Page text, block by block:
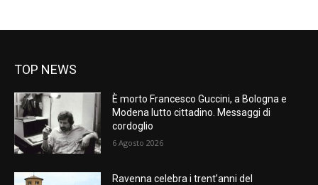
TOP NEWS
È morto Francesco Guccini, a Bologna e
Modena lutto cittadino. Messaggi di
cordoglio
6 Agosto 2026
Ravenna celebra i trent’anni del